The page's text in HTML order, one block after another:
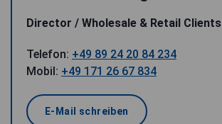
Director / Wholesale & Retail Clients
Telefon: +49 89 24 20 84 234
Mobil: +49 171 26 67 834
E-Mail schreiben